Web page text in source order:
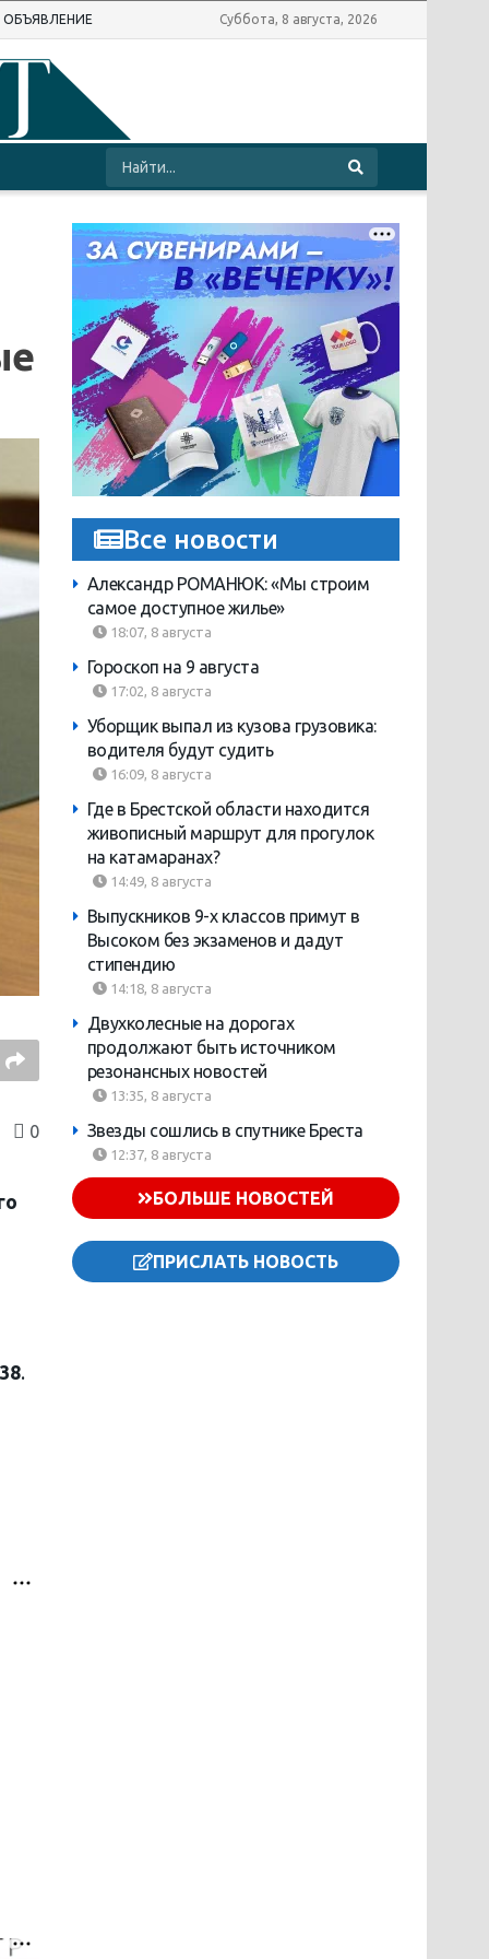
ОБЪЯВЛЕНИЕ Суббота, 8 августа, 2026
0
.
Все новости
Александр РОМАНЮК: «Мы строим
самое доступное жилье»
18:07, 8 августа
Гороскоп на 9 августа
17:02, 8 августа
Уборщик выпал из кузова грузовика:
водителя будут судить
16:09, 8 августа
Где в Брестской области находится
живописный маршрут для прогулок
на катамаранах?
14:49, 8 августа
Выпускников 9-х классов примут в
Высоком без экзаменов и дадут
стипендию
14:18, 8 августа
Двухколесные на дорогах
продолжают быть источником
резонансных новостей
13:35, 8 августа
Звезды сошлись в спутнике Бреста
12:37, 8 августа
БОЛЬШЕ НОВОСТЕЙ
ПРИСЛАТЬ НОВОСТЬ